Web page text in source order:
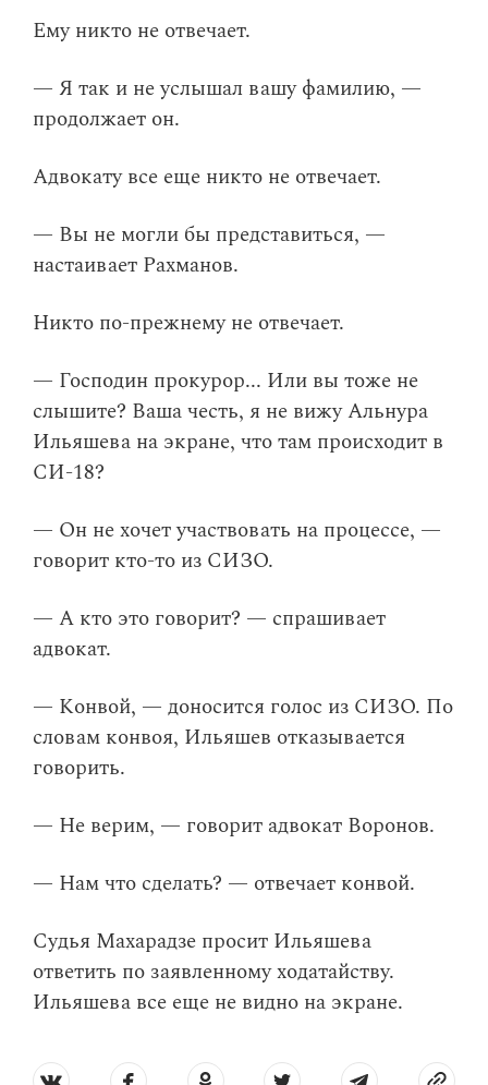
Ему никто не отвечает.
— Я так и не услышал вашу фамилию, —
продолжает он.
Адвокату все еще никто не отвечает.
— Вы не могли бы представиться, —
настаивает Рахманов.
Никто по-прежнему не отвечает.
— Господин прокурор... Или вы тоже не
слышите? Ваша честь, я не вижу Альнура
Ильяшева на экране, что там происходит в
СИ-18?
— Он не хочет участвовать на процессе, —
говорит кто-то из СИЗО.
— А кто это говорит? — спрашивает
адвокат.
— Конвой, — доносится голос из СИЗО. По
словам конвоя, Ильяшев отказывается
говорить.
— Не верим, — говорит адвокат Воронов.
— Нам что сделать? — отвечает конвой.
Судья Махарадзе просит Ильяшева
ответить по заявленному ходатайству.
Ильяшева все еще не видно на экране.